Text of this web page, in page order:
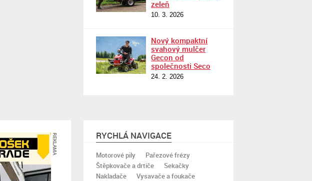
zeleň
10. 3. 2026
Nový kompaktní
svahový mulčer
Gecon od
společnosti Seco
24. 2. 2026
REKLAMA RYCHLÁ NAVIGACE
Motorové pily
Pařezové frézy
Štěpkovače a drtiče
Sekačky
Nakladače
Vysavače a foukače